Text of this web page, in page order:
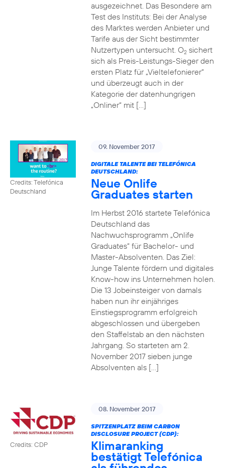
ausgezeichnet. Das Besondere am
Test des Instituts: Bei der Analyse
des Marktes werden Anbieter und
Tarife aus der Sicht bestimmter
Nutzertypen untersucht. O2sichert
sich als Preis-Leistungs-Sieger den
ersten Platz für „Vieltelefonierer“
und überzeugt auch in der
Kategorie der datenhungrigen
„Onliner“ mit […]
Credits: Telefónica
Deutschland
09. November 2017
DIGITALE TALENTE BEI TELEFÓNICA
DEUTSCHLAND:
Neue Onlife
Graduates starten
Im Herbst 2016 startete Telefónica
Deutschland das
Nachwuchsprogramm „Onlife
Graduates“ für Bachelor- und
Master-Absolventen. Das Ziel:
Junge Talente fördern und digitales
Know-how ins Unternehmen holen.
Die 13 Jobeinsteiger von damals
haben nun ihr einjähriges
Einstiegsprogramm erfolgreich
abgeschlossen und übergeben
den Staffelstab an den nächsten
Jahrgang. So starteten am 2.
November 2017 sieben junge
Absolventen als […]
Credits: CDP
08. November 2017
SPITZENPLATZ BEIM CARBON
DISCLOSURE PROJECT (CDP):
Klimaranking
bestätigt Telefónica